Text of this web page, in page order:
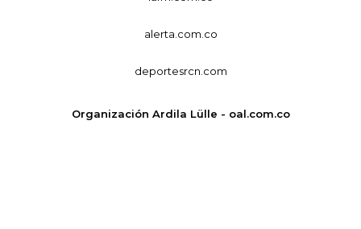
alerta.com.co
deportesrcn.com
Organización Ardila Lülle - oal.com.co